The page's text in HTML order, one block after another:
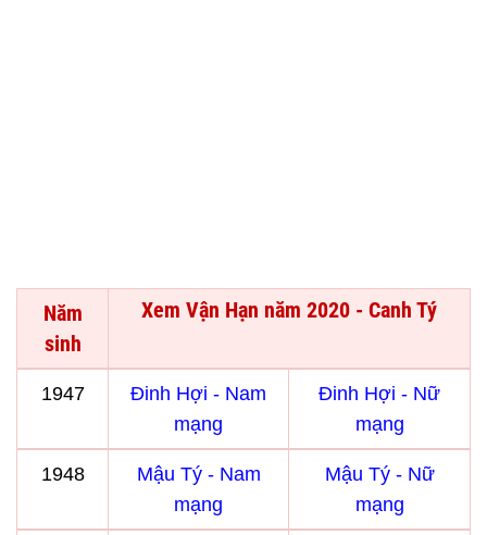
Năm
sinh
Xem Vận Hạn năm 2020 - Canh Tý
1947
Đinh Hợi - Nam
mạng
Đinh Hợi - Nữ
mạng
1948
Mậu Tý - Nam
mạng
Mậu Tý - Nữ
mạng